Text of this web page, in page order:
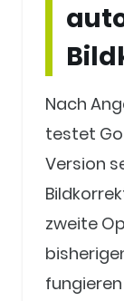
Nach
testet
Version
zweite